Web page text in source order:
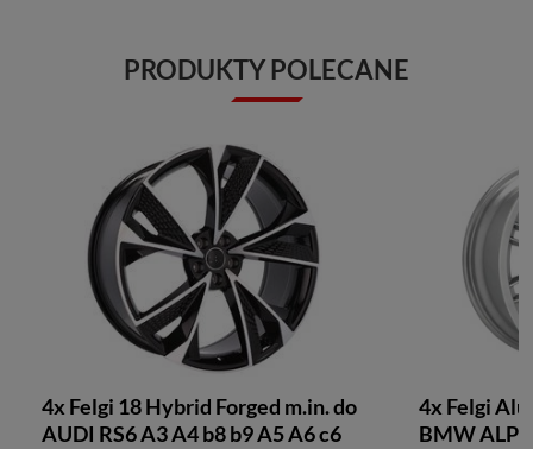
PRODUKTY POLECANE
4x Felgi 18 Hybrid Forged m.in. do
AUDI RS6 A3 A4 b8 b9 A5 A6 c6
4x Felgi
BMW